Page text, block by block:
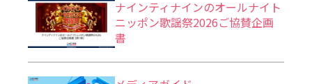
ナインティナインのオールナイト
ニッポン歌謡祭2026ご協賛企画
書